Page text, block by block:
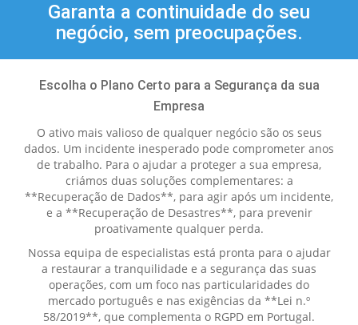
Garanta a continuidade do seu
negócio, sem preocupações.
Escolha o Plano Certo para a Segurança da sua
Empresa
O ativo mais valioso de qualquer negócio são os seus
dados. Um incidente inesperado pode comprometer anos
de trabalho. Para o ajudar a proteger a sua empresa,
criámos duas soluções complementares: a
**Recuperação de Dados**, para agir após um incidente,
e a **Recuperação de Desastres**, para prevenir
proativamente qualquer perda.
Nossa equipa de especialistas está pronta para o ajudar
a restaurar a tranquilidade e a segurança das suas
operações, com um foco nas particularidades do
mercado português e nas exigências da **Lei n.º
58/2019**, que complementa o RGPD em Portugal.